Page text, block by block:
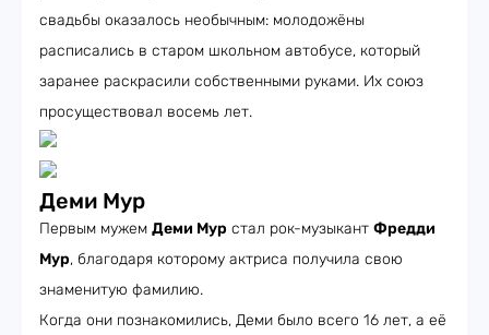
свадьбы оказалось необычным: молодожёны
расписались в старом школьном автобусе, который
заранее раскрасили собственными руками. Их союз
просуществовал восемь лет.
Деми Мур
Первым мужем Деми Мур стал рок-музыкант Фредди
Мур, благодаря которому актриса получила свою
знаменитую фамилию.
Когда они познакомились, Деми было всего 16 лет, а её